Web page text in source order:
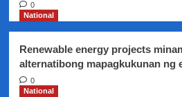
0
National
Renewable energy projects
alternatibong mapagkukunan ng
0
National